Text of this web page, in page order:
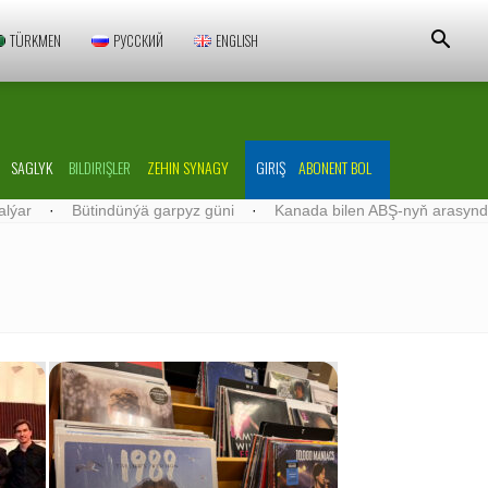
TÜRKMEN РУССКИЙ ENGLISH
SAGLYK BILDIRIŞLER ZEHIN SYNAGY GIRIŞ ABONENT BOL
gar­pyz gü­ni · Ka­na­da bilen ABŞ-nyň arasyndaky ilkinji köp­ri